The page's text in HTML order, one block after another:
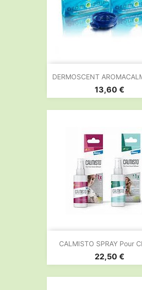
DERMOSCENT
Prix
13,60 €
CALMISTO SPRAY Pour
Prix
22,50 €